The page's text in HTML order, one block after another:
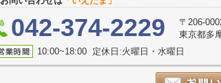
042-374-2229
〒206-
東京都多
10:00~18:00 定休日:火曜日・水曜日